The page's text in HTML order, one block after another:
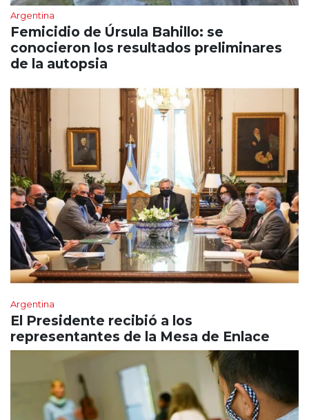
Argentina
Femicidio de Úrsula Bahillo: se
conocieron los resultados preliminares
de la autopsia
Argentina
El Presidente recibió a los
representantes de la Mesa de Enlace